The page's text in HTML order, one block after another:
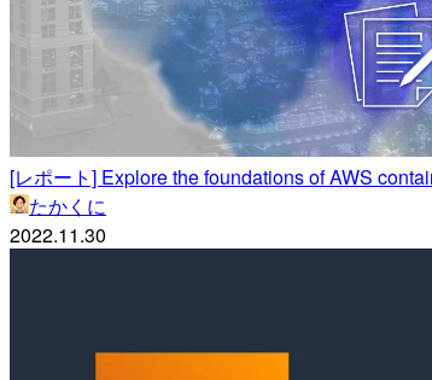
[レポート] Explore the foundations of AWS
たかくに
2022.11.30